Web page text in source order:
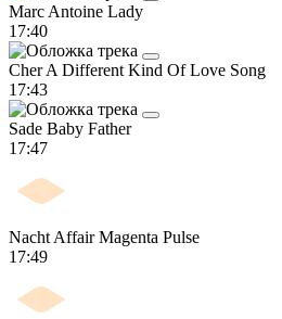
Marc Antoine Lady
17:40
CherA Different Kind Of Love Song
17:43
Sade Baby Father
17:47
Nacht AffairMagenta Pulse
17:49